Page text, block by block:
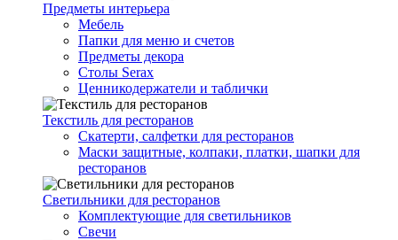
Предметы интерьера
Мебель
Папки для меню и счетов
Предметы декора
Столы Serax
Ценникодержатели и таблички
Текстиль для ресторанов
Скатерти, салфетки для ресторанов
Маски защитные, колпаки, платки, шапки для
ресторанов
Светильники для ресторанов
Комплектующие для светильников
Свечи